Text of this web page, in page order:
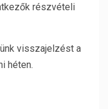
részvételi
visszajelzést a
héten.